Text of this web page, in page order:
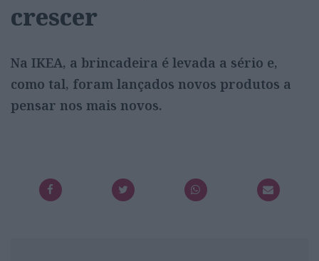
crescer
Na IKEA, a brincadeira é levada a sério e,
como tal, foram lançados novos produtos a
pensar nos mais novos.